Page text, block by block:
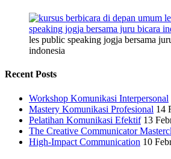
les public speaking jogja bersama
indonesia
Recent Posts
Workshop Komunikasi Interpersonal
Mastery Komunikasi Profesional 14
Pelatihan Komunikasi Efektif 13
The Creative Communicator
High-Impact Communication 10